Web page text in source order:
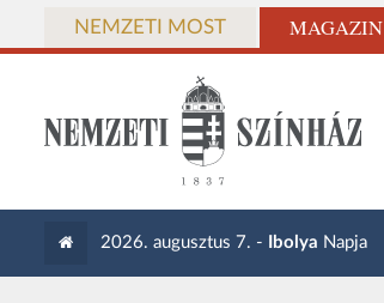
NEMZETI MOST MAGAZIN
2026. augusztus 7. - Ibolya Napja